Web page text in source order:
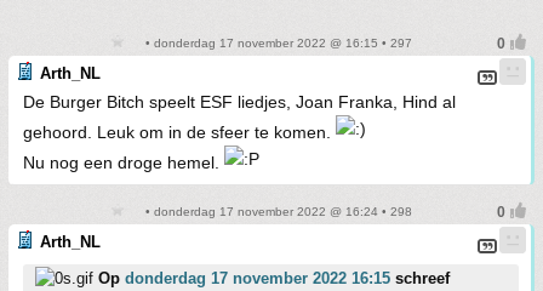
• donderdag 17 november 2022 @ 16:15 • 297
Arth_NL
De Burger Bitch speelt ESF liedjes, Joan Franka, Hind al
gehoord. Leuk om in de sfeer te komen.
Nu nog een droge hemel.
• donderdag 17 november 2022 @ 16:24 • 298
Arth_NL
Op donderdag 17 november 2022 16:15 schreef